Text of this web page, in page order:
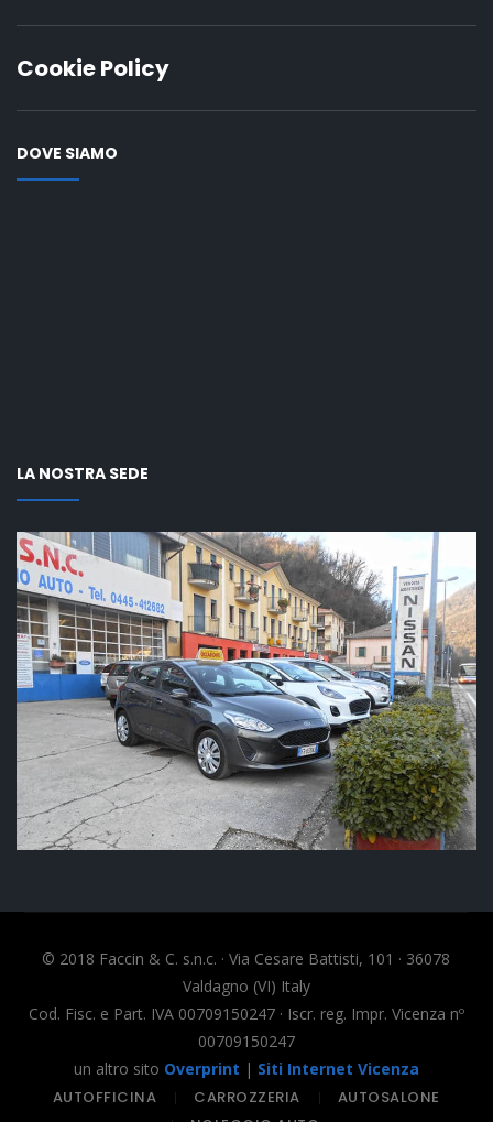
Cookie Policy
DOVE SIAMO
LA NOSTRA SEDE
© 2018 Faccin & C. s.n.c. · Via Cesare Battisti, 101 · 36078
Valdagno (VI) Italy
Cod. Fisc. e Part. IVA 00709150247 · Iscr. reg. Impr. Vicenza nº
00709150247
un altro sito Overprint | Siti Internet Vicenza
AUTOFFICINA
CARROZZERIA
AUTOSALONE